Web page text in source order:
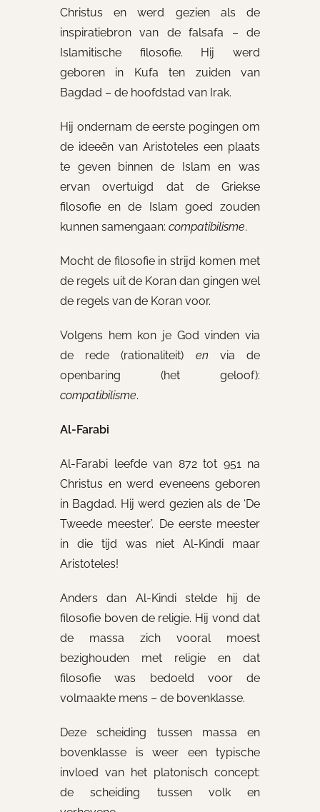
Christus en werd gezien als de
inspiratiebron van de falsafa – de
Islamitische filosofie. Hij werd
geboren in Kufa ten zuiden van
Bagdad – de hoofdstad van Irak.
Hij ondernam de eerste pogingen om
de ideeën van Aristoteles een plaats
te geven binnen de Islam en was
ervan overtuigd dat de Griekse
filosofie en de Islam goed zouden
kunnen samengaan: compatibilisme.
Mocht de filosofie in strijd komen met
de regels uit de Koran dan gingen wel
de regels van de Koran voor.
Volgens hem kon je God vinden via
de rede (rationaliteit) en via de
openbaring (het geloof):
compatibilisme.
Al-Farabi
Al-Farabi leefde van 872 tot 951 na
Christus en werd eveneens geboren
in Bagdad. Hij werd gezien als de ‘De
Tweede meester’. De eerste meester
in die tijd was niet Al-Kindi maar
Aristoteles!
Anders dan Al-Kindi stelde hij de
filosofie boven de religie. Hij vond dat
de massa zich vooral moest
bezighouden met religie en dat
filosofie was bedoeld voor de
volmaakte mens – de bovenklasse.
Deze scheiding tussen massa en
bovenklasse is weer een typische
invloed van het platonisch concept:
de scheiding tussen volk en